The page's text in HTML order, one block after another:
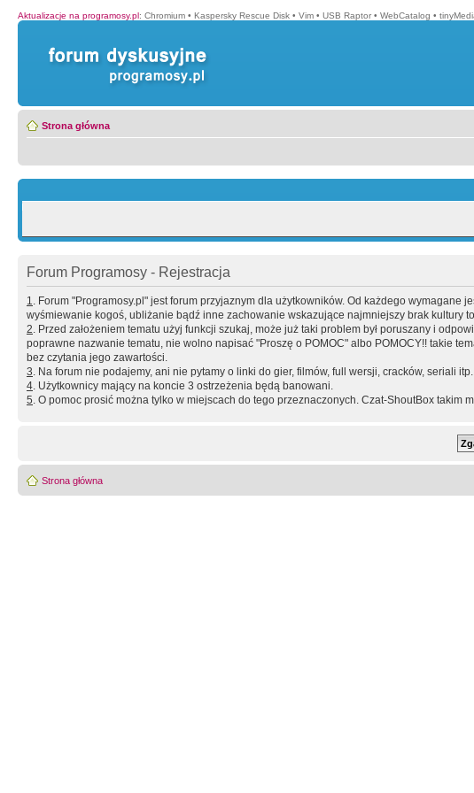
Aktualizacje na programosy.pl: Chromium • Kaspersky Rescue Disk • Vim • USB Raptor • WebCatalog •
Strona główna
Forum Programosy - Rejestracja
1. Forum "Programosy.pl" jest forum przyjaznym dla użytkowników. Od każdego wymagane
wyśmiewanie kogoś, ubliżanie bądź inne zachowanie wskazujące najmniejszy brak kultury
2. Przed założeniem tematu użyj funkcji szukaj, może już taki problem był poruszany i
poprawne nazwanie tematu, nie wolno napisać "Proszę o POMOC" albo POMOCY!! takie
bez czytania jego zawartości.
3. Na forum nie podajemy, ani nie pytamy o linki do gier, filmów, full wersji, cracków, seriali
4. Użytkownicy mający na koncie 3 ostrzeżenia będą banowani.
5. O pomoc prosić można tylko w miejscach do tego przeznaczonych. Czat-ShoutBox takim
Strona główna